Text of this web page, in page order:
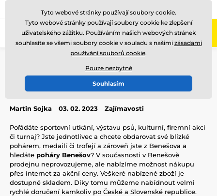
Zavolejte nám (Po-Pá 8-17)
Poháry Benešov
Martin Sojka 03. 02. 2023 Zajímavosti
Pořádáte sportovní utkání, výstavu psů, kulturní, firemní akci
či turnaj? Jste jednotlivec a chcete obdarovat své blízké
pohárem, medailí či trofejí a zároveň jste z Benešova a
hledáte poháry Benešov? V současnosti v Benešově
prodejnu neprovozujeme, ale nabízíme možnost nákupu
přes internet za akční ceny. Veškeré nabízené zboží je
dostupné skladem. Díky tomu můžeme nabídnout velmi
rychlé doručení kamkoliv po České a Slovenské republice.
Tyto webové stránky používají soubory cookie.
Tyto webové stránky používají soubory cookie ke zlepšení
uživatelského zážitku. Používáním našich webových stránek
souhlasíte se všemi soubory cookie v souladu s našimi zásadami
používání souborů cookie.
Pouze nezbytné
Souhlasím